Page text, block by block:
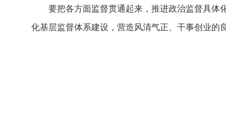
要把各方面监督贯通起来，推进政治监督具体
化基层监督体系建设，营造风清气正、干事创业的